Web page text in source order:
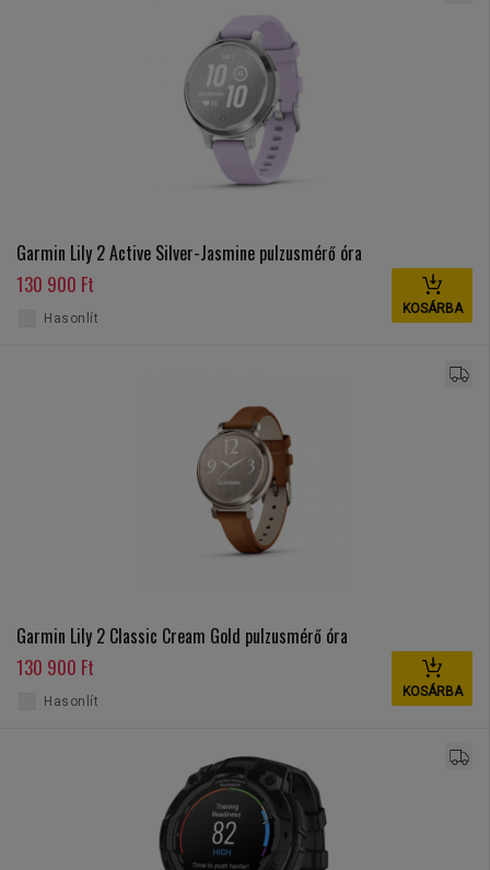
Garmin Lily 2 Active Silver-Jasmine pulzusmérő óra
130 900 Ft
KOSÁRBA
Hasonlít
Garmin Lily 2 Classic Cream Gold pulzusmérő óra
130 900 Ft
KOSÁRBA
Hasonlít